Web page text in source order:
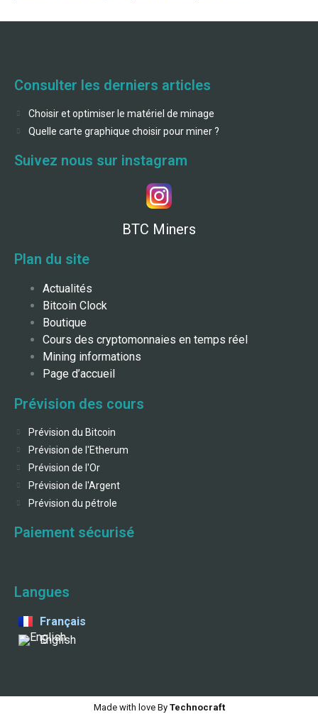
Consulter les derniers articles
Choisir et optimiser le matériel de minage
Quelle carte graphique choisir pour miner ?
Suivez nous sur instagram
BTC Miners
Plan du site
Actualités
Bitcoin Clock
Boutique
Cours des cryptomonnaies en temps réel
Mining informations
Page d’accueil
Prévision des cours
Prévision du Bitcoin
Prévision de l'Etherum
Prévision de l'Or
Prévision de l'Argent
Prévision du pétrole
Paiement sécurisé
Langues
Français
English
Made with love ByTechnocraft